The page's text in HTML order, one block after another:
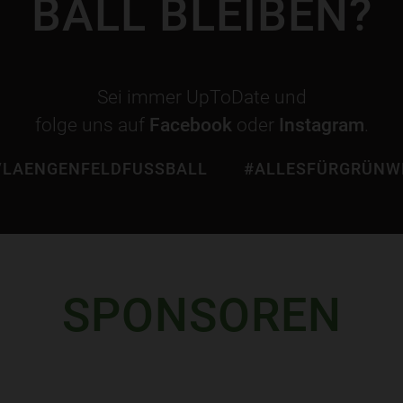
BALL BLEIBEN?
Sei immer UpToDate und
folge uns auf Facebook oder Instagram
SPONSOREN